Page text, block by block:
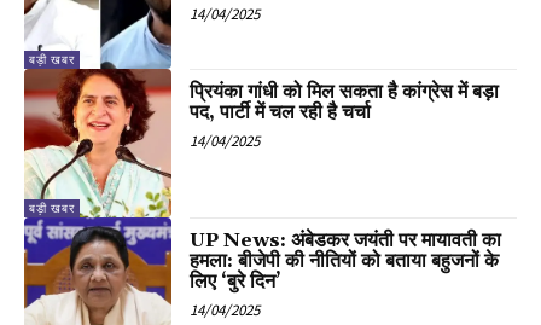
बड़ी खबर
14/04/2025
बड़ी खबर
प्रियंका गांधी को मिल सकता है कांग्रेस में बड़ा
पद, पार्टी में चल रही है चर्चा
14/04/2025
UP News: अंबेडकर जयंती पर मायावती का
हमला: बीजेपी की नीतियों को बताया बहुजनों के
लिए ‘बुरे दिन’
14/04/2025